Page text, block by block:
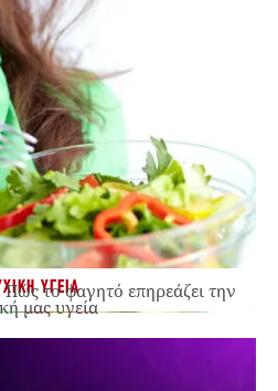
ΥΓΕΙΑ
το φαγητό επηρεάζει την
μας υγεία